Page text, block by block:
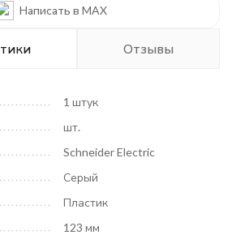
Написать в MAX
Отзывы
1 штук
шт.
Schneider Electric
Серый
Пластик
123 мм